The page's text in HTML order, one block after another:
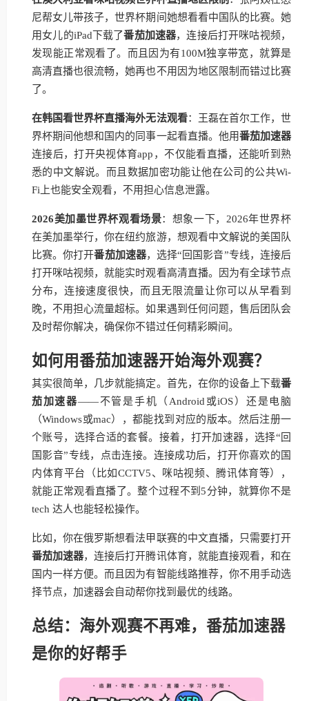
尼帮女儿带孩子，世界杯期间她想看看中国队的比赛。她
用女儿的iPad下载了番茄加速器，连接后打开咪咕视频，
发现能正常观看了。而且因为有100M独享带宽，就算是
高清直播也很流畅，她再也不用因为地区限制而错过比赛
了。
在韩国看世界杯直播海外无法观看：王磊在首尔工作，世
界杯期间他想和国内的同事一起看直播。他用番茄加速器
连接后，打开央视体育app，不仅能看直播，还能听到熟
悉的中文解说。而且数据加密功能让他在公司的公共Wi-
Fi上也能安全观看，不用担心信息泄露。
2026美加墨世界杯观看场景：想象一下，2026年世界杯
在美加墨举行，你在纽约旅游，想观看中文解说的美国队
比赛。你打开番茄加速器，选择“回国影音”专线，连接后
打开咪咕视频，就能实时观看高清直播。因为有全球节点
分布，连接速度很快，而且无限流量让你可以从早看到
晚，不用担心流量超标。如果遇到任何问题，售后团队会
及时帮你解决，确保你不错过任何精彩瞬间。
如何用番茄加速器开始海外观赛？
其实很简单，几步就能搞定。首先，在你的设备上下载番
茄加速器——不管是手机（Android或iOS）还是电脑
（Windows或mac），都能找到对应的版本。然后注册一
个账号，选择合适的套餐。接着，打开加速器，选择“回
国影音”专线，点击连接。连接成功后，打开你喜欢的国
内体育平台（比如CCTV5、咪咕视频、腾讯体育等），
就能正常观看直播了。整个过程不到5分钟，就算你不是
tech 达人也能轻松操作。
比如，你在俄罗斯想看法甲联赛的中文直播，只需要打开
番茄加速器，连接后打开腾讯体育，就能直接观看，和在
国内一样方便。而且因为有智能线路推荐，你不用手动选
择节点，加速器会自动帮你找到最优的线路。
总结：海外观赛不再难，番茄加速器
是你的好帮手